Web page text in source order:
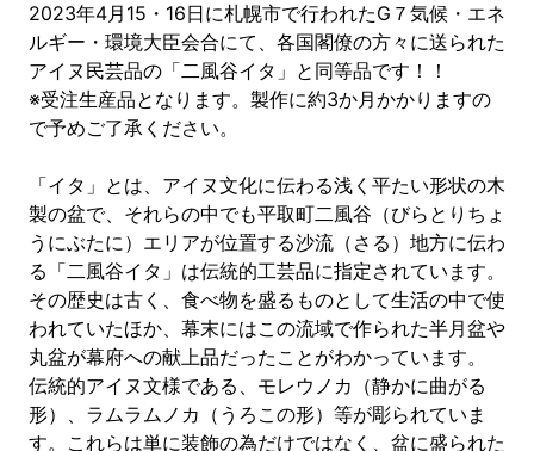
2023年4月15・16日に札幌市で行われたG７気候・エネ
ルギー・環境大臣会合にて、各国閣僚の方々に送られた
アイヌ民芸品の「二風谷イタ」と同等品です！！
※受注生産品となります。製作に約3か月かかりますの
で予めご了承ください。
「イタ」とは、アイヌ文化に伝わる浅く平たい形状の木
製の盆で、それらの中でも平取町二風谷（びらとりちょ
うにぶたに）エリアが位置する沙流（さる）地方に伝わ
る「二風谷イタ」は伝統的工芸品に指定されています。
その歴史は古く、食べ物を盛るものとして生活の中で使
われていたほか、幕末にはこの流域で作られた半月盆や
丸盆が幕府への献上品だったことがわかっています。
伝統的アイヌ文様である、モレウノカ（静かに曲がる
形）、ラムラムノカ（うろこの形）等が彫られていま
す。これらは単に装飾の為だけではなく、盆に盛られた